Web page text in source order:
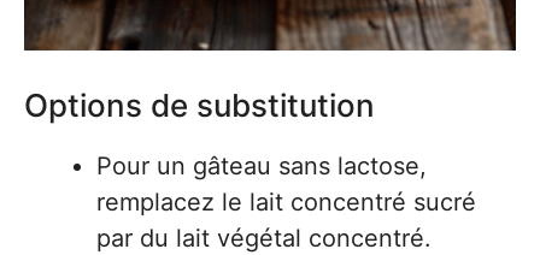
Options de substitution
Pour un gâteau sans lactose,
remplacez le lait concentré sucré
par du lait végétal concentré.